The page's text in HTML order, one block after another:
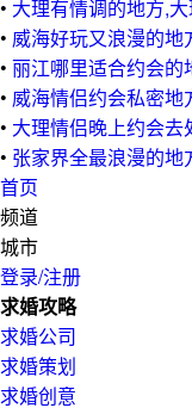
• 大理有情调的地方,
• 威海好玩又浪漫的
• 丽江哪里适合约会的
• 威海情侣约会私密
• 大理情侣晚上约会
• 张家界全最浪漫的
首页
频道
城市
登录/注册
求婚攻略
求婚公司
求婚策划
求婚创意